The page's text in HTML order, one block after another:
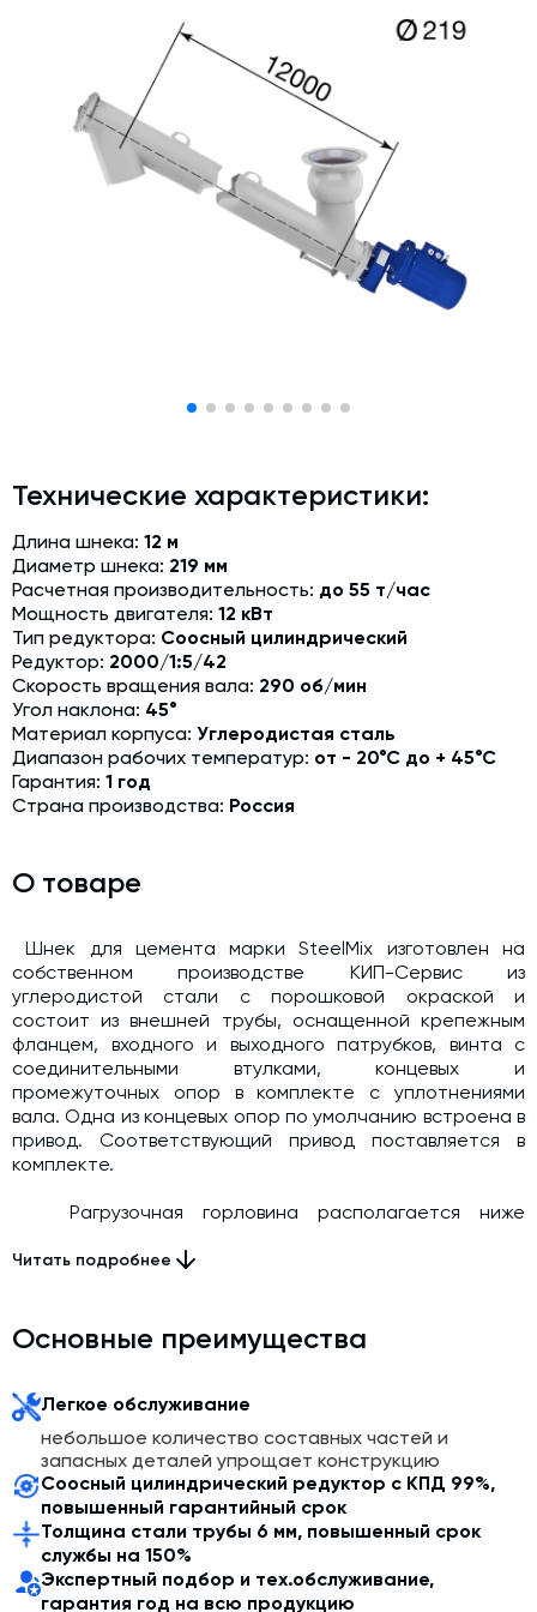
Дозаторы для бетонных заводов
Затворы для силосов и дозаторов
Промышленные фильтры и комплектующие
Авто и Ж/Д весы
Оборудование для производства ЖБИ
Дробильно-сортировочный комплекс
Модернизация и техническое перевооружение
производств
Зимний комплект. Изготовление и монтаж
Срочная техпомощь. Онлайн-обследование и ремонт
завода
Доставка, шеф-монтаж и пуско-наладка и обучение
Автоматизированные системы управления (АСУ ТП) любой
сложности
Экспертиза промышленной безопасности
Проектирование технологических линий,промышленных
зданий и сооружений
Технические характеристики:
Длина шнека: 12 м
Диаметр шнека: 219 мм
Расчетная производительность: до 55 т/час
Мощность двигателя: 12 кВт
Тип редуктора: Соосный цилиндрический
Редуктор: 2000/1:5/42
Скорость вращения вала: 290 об/мин
Угол наклона: 45°
Материал корпуса: Углеродистая сталь
Диапазон рабочих температур: от - 20°С до + 45°С
Гарантия: 1 год
Страна производства: Россия
О товаре
Шнек для цемента марки SteelMix изготовлен на
собственном производстве КИП-Сервис из
углеродистой стали с порошковой окраской и
состоит из внешней трубы, оснащенной крепежным
фланцем, входного и выходного патрубков, винта с
соединительными втулками, концевых и
промежуточных опор в комплекте с уплотнениями
вала. Одна из концевых опор по умолчанию встроена в
привод. Соответствующий привод поставляется в
комплекте.
Pагрузочная горловина располагается ниже
60 град. к горизонту. Привод шнека расположен возле
соединён с подающим винтом через редуктор,
передаточное отношение которого, зависит от
Читать подробнее
Основные преимущества
Легкое обслуживание
небольшое количество составных частей и
запасных деталей упрощает конструкцию
Соосный цилиндрический редуктор с КПД 99%,
повышенный гарантийный срок
Толщина стали трубы 6 мм, повышенный срок
службы на 150%
Экспертный подбор и тех.обслуживание,
гарантия год на всю продукцию